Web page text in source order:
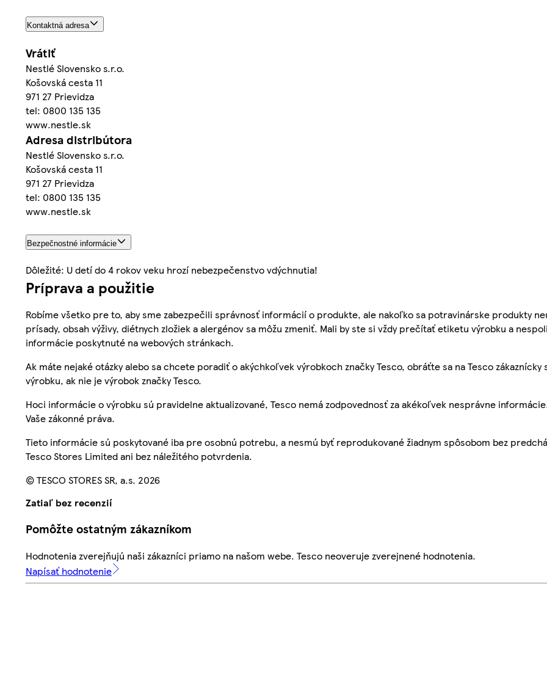
Kontaktná adresa
Vrátiť
Nestlé Slovensko s.r.o.
Košovská cesta 11
971 27 Prievidza
tel: 0800 135 135
www.nestle.sk
Adresa distribútora
Nestlé Slovensko s.r.o.
Košovská cesta 11
971 27 Prievidza
tel: 0800 135 135
www.nestle.sk
Bezpečnostné informácie
Dôležité: U detí do 4 rokov veku hrozí nebezpečenstvo vdýchnutia!
Príprava a použitie
Robíme všetko pre to, aby sme zabezpečili správnosť informácií o produkte, ale nakoľko sa potravinárske produkty
prísady, obsah výživy, diétnych zložiek a alergénov sa môžu zmeniť. Mali by ste si vždy prečítať etiketu výrobku a
informácie poskytnuté na webových stránkach.
Ak máte nejaké otázky alebo sa chcete poradiť o akýchkoľvek výrobkoch značky Tesco, obráťte sa na Tesco
výrobku, ak nie je výrobok značky Tesco.
Hoci informácie o výrobku sú pravidelne aktualizované, Tesco nemá zodpovednosť za akékoľvek nesprávne
Vaše zákonné práva.
Tieto informácie sú poskytované iba pre osobnú potrebu, a nesmú byť reprodukované žiadnym spôsobom bez
Tesco Stores Limited ani bez náležitého potvrdenia.
© TESCO STORES SR, a.s. 2026
Zatiaľ bez recenzií
Pomôžte ostatným zákazníkom
Hodnotenia zverejňujú naši zákazníci priamo na našom webe. Tesco neoveruje zverejnené hodnotenia.
Napísať hodnotenie